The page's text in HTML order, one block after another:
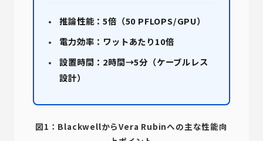
推論性能：5倍（50 PFLOPS/GPU）
電力効率：ワットあたり10倍
設置時間：2時間→5分（ケーブルレス
設計）
図1：BlackwellからVera Rubinへの主な性能向